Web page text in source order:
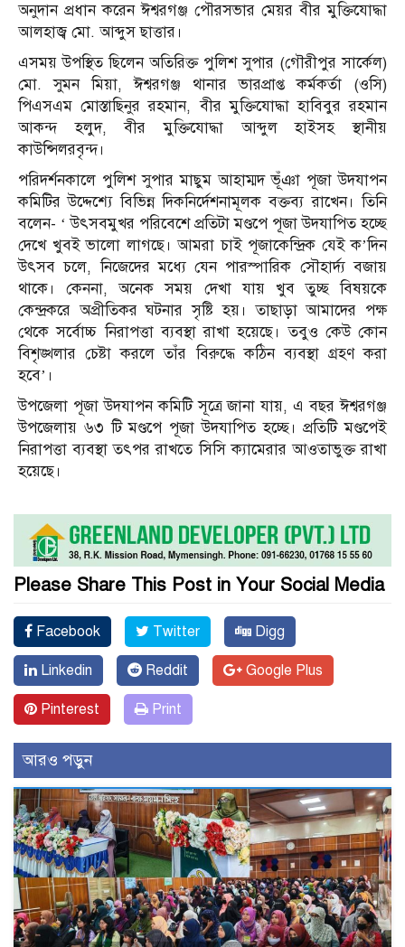
অনুদান প্রধান করেন ঈশ্বরগঞ্জ পৌরসভার মেয়র বীর মুক্তিযোদ্ধা
আলহাজ্ব মো. আব্দুস ছাত্তার।
এসময় উপস্থিত ছিলেন অতিরিক্ত পুলিশ সুপার (গৌরীপুর সার্কেল)
মো. সুমন মিয়া, ঈশ্বরগঞ্জ থানার ভারপ্রাপ্ত কর্মকর্তা (ওসি)
পিএসএম মোস্তাছিনুর রহমান, বীর মুক্তিযোদ্ধা হাবিবুর রহমান
আকন্দ হলুদ, বীর মুক্তিযোদ্ধা আব্দুল হাইসহ স্থানীয়
কাউন্সিলরবৃন্দ।
পরিদর্শনকালে পুলিশ সুপার মাছুম আহাম্মদ ভূঁঞা পূজা উদযাপন
কমিটির উদ্দেশ্যে বিভিন্ন দিকনির্দেশনামূলক বক্তব্য রাখেন। তিনি
বলেন- ‘ উৎসবমুখর পরিবেশে প্রতিটা মণ্ডপে পূজা উদযাপিত হচ্ছে
দেখে খুবই ভালো লাগছে। আমরা চাই পূজাকেন্দ্রিক যেই ক’দিন
উৎসব চলে, নিজেদের মধ্যে যেন পারস্পারিক সৌহার্দ্য বজায়
থাকে। কেননা, অনেক সময় দেখা যায় খুব তুচ্ছ বিষয়কে
কেন্দ্রকরে অপ্রীতিকর ঘটনার সৃষ্টি হয়। তাছাড়া আমাদের পক্ষ
থেকে সর্বোচ্চ নিরাপত্তা ব্যবস্থা রাখা হয়েছে। তবুও কেউ কোন
বিশৃঙ্খলার চেষ্টা করলে তাঁর বিরুদ্ধে কঠিন ব্যবস্থা গ্রহণ করা
হবে’।
উপজেলা পূজা উদযাপন কমিটি সূত্রে জানা যায়, এ বছর ঈশ্বরগঞ্জ
উপজেলায় ৬৩ টি মণ্ডপে পূজা উদযাপিত হচ্ছে। প্রতিটি মণ্ডপেই
নিরাপত্তা ব্যবস্থা তৎপর রাখতে সিসি ক্যামেরার আওতাভুক্ত রাখা
হয়েছে।
Please Share This Post in Your Social Media
Facebook Twitter Digg
Linkedin Reddit Google Plus
Pinterest Print
আরও পড়ুন